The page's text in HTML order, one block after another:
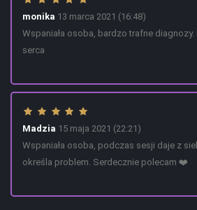
monika 13 marca 2021 (16:48)
Wspaniała osoba, bardzo trafne diagnozy.
serca
Madzia 15 maja 2021 (22:21)
Wspaniała osoba, podczas sesji daje z
określa problem. Serdecznie polecam ❤️